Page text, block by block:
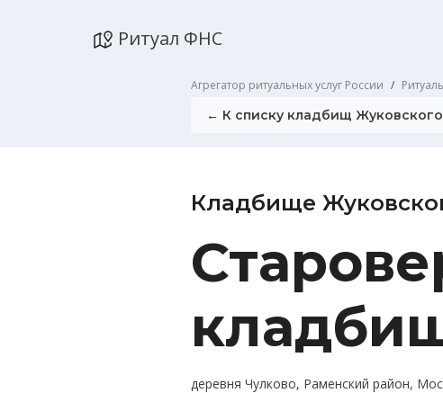
Ритуал ФНС
Агрегатор ритуальных услуг России
← К списку кладбищ Жуковского
Кладбище
деревня Чулково, Раменский район,